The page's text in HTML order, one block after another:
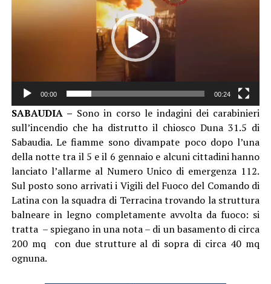
00:00 00:24
SABAUDIA – Sono in corso le indagini dei carabinieri
sull’incendio che ha distrutto il chiosco Duna 31.5 di
Sabaudia. Le fiamme sono divampate poco dopo l’una
della notte tra il 5 e il 6 gennaio e alcuni cittadini hanno
lanciato l’allarme al Numero Unico di emergenza 112.
Sul posto sono arrivati i Vigili del Fuoco del Comando di
Latina con la squadra di Terracina trovando la struttura
balneare in legno completamente avvolta da fuoco: si
tratta – spiegano in una nota – di un basamento di circa
200 mq con due strutture al di sopra di circa 40 mq
ognuna.